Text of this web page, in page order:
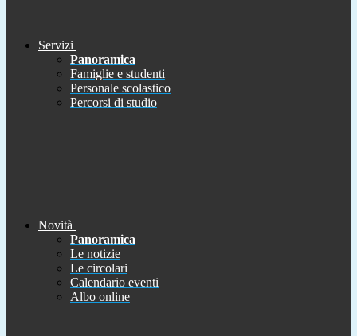
Servizi
Panoramica
Famiglie e studenti
Personale scolastico
Percorsi di studio
Novità
Panoramica
Le notizie
Le circolari
Calendario eventi
Albo online